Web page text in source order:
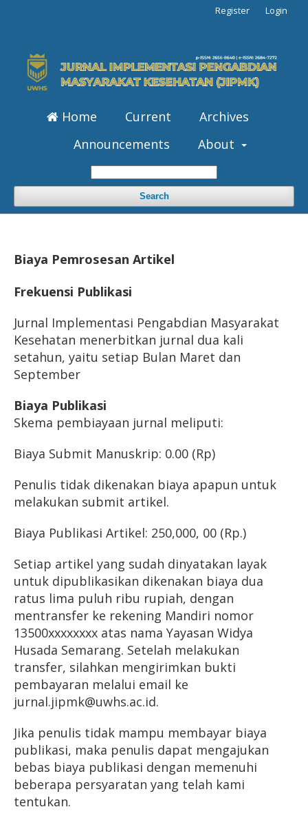
Home Current
Archives
Announcements
About
Search
Register Login
Biaya Pemrosesan Artikel
Frekuensi Publikasi
Jurnal Implementasi Pengabdian Masyarakat
Kesehatan menerbitkan jurnal dua kali
setahun, yaitu setiap Bulan Maret dan
September
Biaya Publikasi
Skema pembiayaan jurnal meliputi:
Biaya Submit Manuskrip: 0.00 (Rp)
Penulis tidak dikenakan biaya apapun untuk
melakukan submit artikel.
Biaya Publikasi Artikel: 250,000, 00 (Rp.)
Setiap artikel yang sudah dinyatakan layak
untuk dipublikasikan dikenakan biaya dua
ratus lima puluh ribu rupiah, dengan
mentransfer ke rekening Mandiri nomor
13500xxxxxxxx atas nama Yayasan Widya
Husada Semarang. Setelah melakukan
transfer, silahkan mengirimkan bukti
pembayaran melalui email ke
jurnal.jipmk@uwhs.ac.id.
Jika penulis tidak mampu membayar biaya
publikasi, maka penulis dapat mengajukan
bebas biaya publikasi dengan memenuhi
beberapa persyaratan yang telah kami
tentukan.